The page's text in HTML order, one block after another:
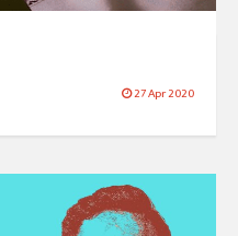
27 Apr 2020